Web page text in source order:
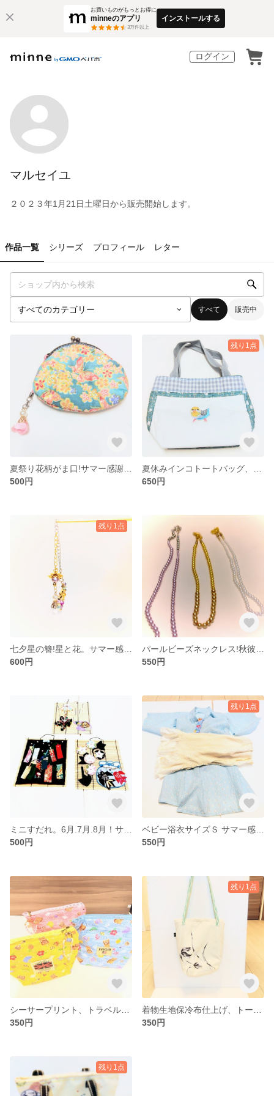
お買いものがもっとお得に
minneのアプリ
3万件以上
インストールする
ログイン
マルセイユ
２０２３年1月21日土曜日から販売開始します。
作品一覧 シリーズ プロフィール レター
すべて 販売中
500円
残り1点
650円
残り1点
600円
550円
500円
残り1点
550円
350円
残り1点
350円
残り1点